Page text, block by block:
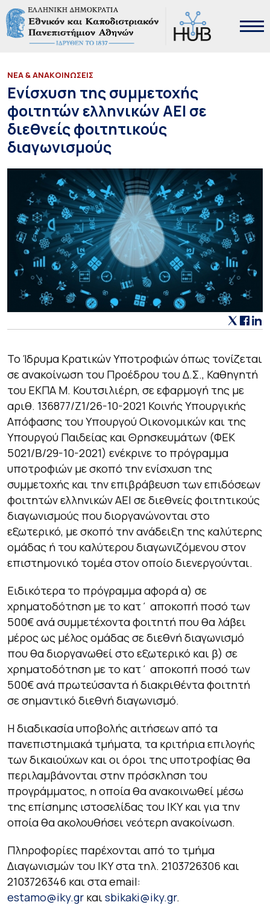
ΝΕΑ & ΑΝΑΚΟΙΝΩΣΕΙΣ
Ενίσχυση της συμμετοχής
φοιτητών ελληνικών ΑΕΙ σε
διεθνείς φοιτητικούς
διαγωνισμούς
Το Ίδρυμα Κρατικών Υποτροφιών όπως τονίζεται
σε ανακοίνωση του Προέδρου του Δ.Σ., Καθηγητή
του ΕΚΠΑ Μ. Κουτσιλιέρη, σε εφαρμογή της με
αριθ. 136877/Ζ1/26-10-2021 Κοινής Υπουργικής
Απόφασης του Υπουργού Οικονομικών και της
Υπουργού Παιδείας και Θρησκευμάτων (ΦΕΚ
5021/Β/29-10-2021) ενέκρινε το πρόγραμμα
υποτροφιών με σκοπό την ενίσχυση της
συμμετοχής και την επιβράβευση των επιδόσεων
φοιτητών ελληνικών ΑΕΙ σε διεθνείς φοιτητικούς
διαγωνισμούς που διοργανώνονται στο
εξωτερικό, με σκοπό την ανάδειξη της καλύτερης
ομάδας ή του καλύτερου διαγωνιζόμενου στον
επιστημονικό τομέα στον οποίο διενεργούνται.
Ειδικότερα το πρόγραμμα αφορά α) σε
χρηματοδότηση με το κατ΄ αποκοπή ποσό των
500€ ανά συμμετέχοντα φοιτητή που θα λάβει
μέρος ως μέλος ομάδας σε διεθνή διαγωνισμό
που θα διοργανωθεί στο εξωτερικό και β) σε
χρηματοδότηση με το κατ΄ αποκοπή ποσό των
500€ ανά πρωτεύσαντα ή διακριθέντα φοιτητή
σε σημαντικό διεθνή διαγωνισμό.
Η διαδικασία υποβολής αιτήσεων από τα
πανεπιστημιακά τμήματα, τα κριτήρια επιλογής
των δικαιούχων και οι όροι της υποτροφίας θα
περιλαμβάνονται στην πρόσκληση του
προγράμματος, η οποία θα ανακοινωθεί μέσω
της επίσημης ιστοσελίδας του ΙΚΥ και για την
οποία θα ακολουθήσει νεότερη ανακοίνωση.
Πληροφορίες παρέχονται από το τμήμα
Διαγωνισμών του ΙΚΥ στα τηλ. 2103726306 και
2103726346 και στα email:
estamo@iky.gr καιsbikaki@iky.gr.